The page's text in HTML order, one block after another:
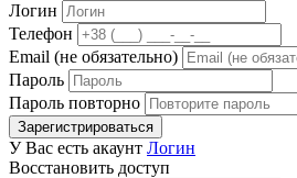
Логин
Телефон
Email (не обязательно)
Пароль
Пароль повторно
Зарегистрироваться
У Вас есть акаунт Логин
Восстановить доступ